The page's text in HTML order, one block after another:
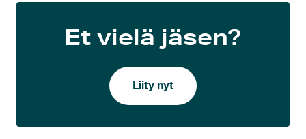
Et vielä jäsen?
Liity nyt